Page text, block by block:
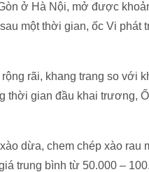
ở Hà Nội, mở được
một thời gian, ốc Vi
rãi, khang trang so với
thời gian đầu khai trương,
dừa, chem chép xào rau
trung bình từ 50.000 –